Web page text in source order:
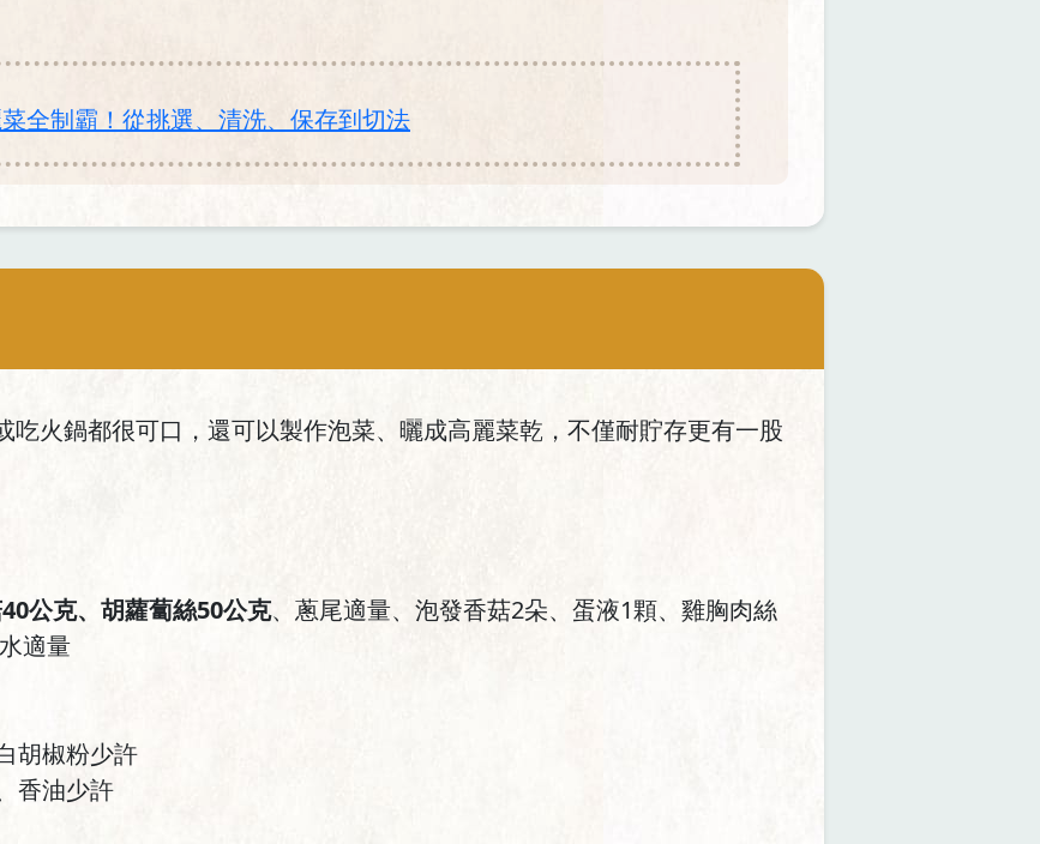
菜全制霸！從挑選、清洗、保存到切法
吃火鍋都很可口，還可以製作泡菜、曬成高麗菜乾，不僅耐貯存更有一股
公克、胡蘿蔔絲50公克、蔥尾適量、泡發香菇2朵、蛋液1顆、雞胸肉絲
適量
胡椒粉少許
香油少許